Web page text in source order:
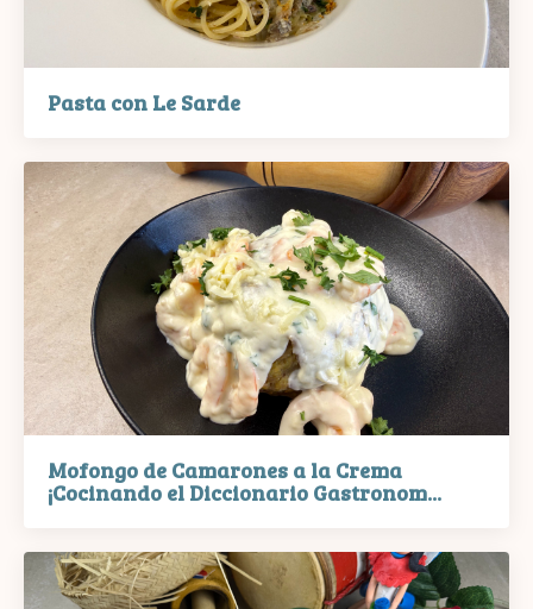
Pasta con Le Sarde
Mofongo de Camarones a la Crema
¡Cocinando el Diccionario Gastronom...